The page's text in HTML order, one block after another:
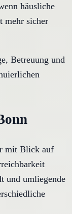
häusliche
mehr sicher
Betreuung und
mit Blick auf
und umliegende